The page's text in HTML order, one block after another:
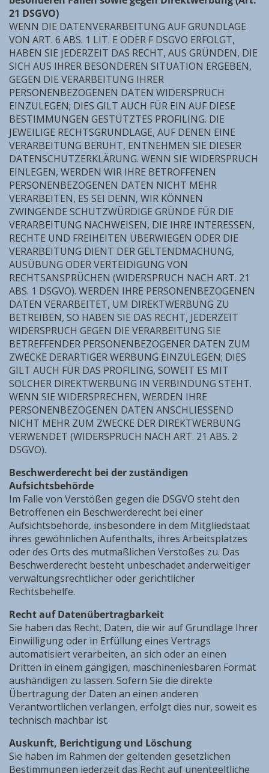
21 DSGVO)
WENN DIE DATENVERARBEITUNG AUF GRUNDLAGE
VON ART. 6 ABS. 1 LIT. E ODER F DSGVO ERFOLGT,
HABEN SIE JEDERZEIT DAS RECHT, AUS GRÜNDEN, DIE
SICH AUS IHRER BESONDEREN SITUATION ERGEBEN,
GEGEN DIE VERARBEITUNG IHRER
PERSONENBEZOGENEN DATEN WIDERSPRUCH
EINZULEGEN; DIES GILT AUCH FÜR EIN AUF DIESE
BESTIMMUNGEN GESTÜTZTES PROFILING. DIE
JEWEILIGE RECHTSGRUNDLAGE, AUF DENEN EINE
VERARBEITUNG BERUHT, ENTNEHMEN SIE DIESER
DATENSCHUTZERKLÄRUNG. WENN SIE WIDERSPRUCH
EINLEGEN, WERDEN WIR IHRE BETROFFENEN
PERSONENBEZOGENEN DATEN NICHT MEHR
VERARBEITEN, ES SEI DENN, WIR KÖNNEN
ZWINGENDE SCHUTZWÜRDIGE GRÜNDE FÜR DIE
VERARBEITUNG NACHWEISEN, DIE IHRE INTERESSEN,
RECHTE UND FREIHEITEN ÜBERWIEGEN ODER DIE
VERARBEITUNG DIENT DER GELTENDMACHUNG,
AUSÜBUNG ODER VERTEIDIGUNG VON
RECHTSANSPRÜCHEN (WIDERSPRUCH NACH ART. 21
ABS. 1 DSGVO). WERDEN IHRE PERSONENBEZOGENEN
DATEN VERARBEITET, UM DIREKTWERBUNG ZU
BETREIBEN, SO HABEN SIE DAS RECHT, JEDERZEIT
WIDERSPRUCH GEGEN DIE VERARBEITUNG SIE
BETREFFENDER PERSONENBEZOGENER DATEN ZUM
ZWECKE DERARTIGER WERBUNG EINZULEGEN; DIES
GILT AUCH FÜR DAS PROFILING, SOWEIT ES MIT
SOLCHER DIREKTWERBUNG IN VERBINDUNG STEHT.
WENN SIE WIDERSPRECHEN, WERDEN IHRE
PERSONENBEZOGENEN DATEN ANSCHLIESSEND
NICHT MEHR ZUM ZWECKE DER DIREKTWERBUNG
VERWENDET (WIDERSPRUCH NACH ART. 21 ABS. 2
DSGVO).
Beschwerderecht bei der zuständigen
Aufsichtsbehörde
Im Falle von Verstößen gegen die DSGVO steht den
Betroffenen ein Beschwerderecht bei einer
Aufsichtsbehörde, insbesondere in dem Mitgliedstaat
ihres gewöhnlichen Aufenthalts, ihres Arbeitsplatzes
oder des Orts des mutmaßlichen Verstoßes zu. Das
Beschwerderecht besteht unbeschadet anderweitiger
verwaltungsrechtlicher oder gerichtlicher
Rechtsbehelfe.
Recht auf Datenübertragbarkeit
Sie haben das Recht, Daten, die wir auf Grundlage Ihrer
Einwilligung oder in Erfüllung eines Vertrags
automatisiert verarbeiten, an sich oder an einen
Dritten in einem gängigen, maschinenlesbaren Format
aushändigen zu lassen. Sofern Sie die direkte
Übertragung der Daten an einen anderen
Verantwortlichen verlangen, erfolgt dies nur, soweit es
technisch machbar ist.
Auskunft, Berichtigung und Löschung
Sie haben im Rahmen der geltenden gesetzlichen
Bestimmungen jederzeit das Recht auf unentgeltliche